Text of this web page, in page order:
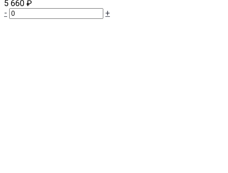
5 660 ₽
-
+